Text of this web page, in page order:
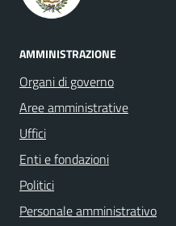
AMMINISTRAZIONE
Organi di governo
Aree amministrative
Uffici
Enti e fondazioni
Politici
Personale amministrativo